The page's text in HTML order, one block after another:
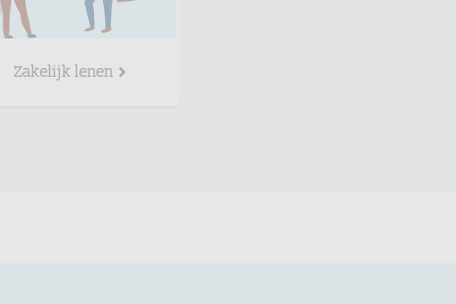
Zakelijk lenen